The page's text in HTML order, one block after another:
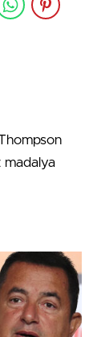
madalya